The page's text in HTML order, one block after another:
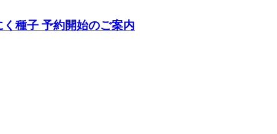
く種子 予約開始のご案内